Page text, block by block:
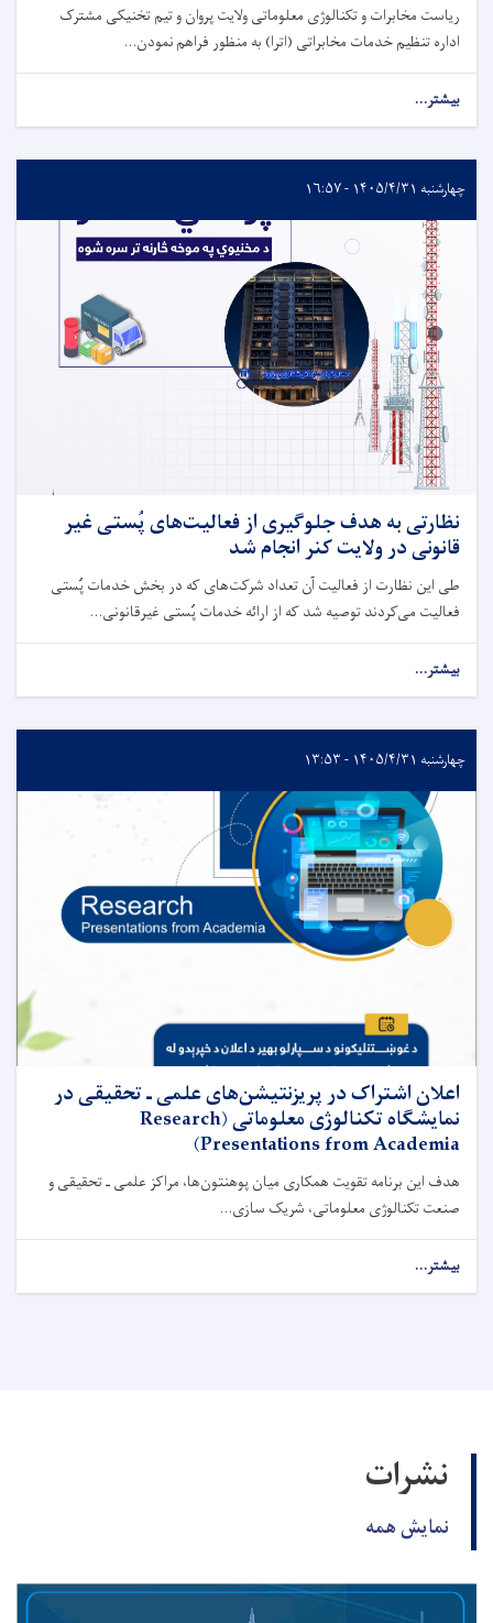
ریاست مخابرات و تکنالوژی معلوماتی ولایت پروان و تیم تخنیکی مشترک
اداره تنظیم خدمات مخابراتی (اترا) به منظور فراهم نمودن...
بیشتر...
چهارشنبه ۱۴۰۵/۴/۳۱ - ۱۶:۵۷
نظارتی به هدف جلوگیری از فعالیت‌های پُستی غیر
قانونی در ولایت کنر انجام شد
طی این نظارت از فعالیت آن تعداد شرکت‌های که در بخش خدمات پُستی
فعالیت می‌کردند توصیه شد که از ارائه خدمات پُستی غیرقانونی...
بیشتر...
چهارشنبه ۱۴۰۵/۴/۳۱ - ۱۳:۵۳
اعلان اشتراک در پریزنتیشن‌های علمی ـ تحقیقی در
نمایشگاه تکنالوژی معلوماتی (Research
Presentations from Academia)
هدف این برنامه تقویت همکاری میان پوهنتون‌ها، مراکز علمی ـ تحقیقی و
صنعت تکنالوژی معلوماتی، شریک ‌سازی...
بیشتر...
نشرات
نمایش همه